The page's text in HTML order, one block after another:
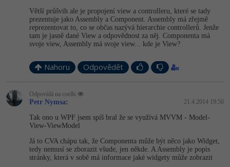
Větší průšvih ale je propojení view a controlleru, které se tady
prezentuje jako Assembly a Component. Assembly má zřejmě
reprezentovat to, co se občas nazývá hierarchie controllerů. Jenže
tam je jasně dané View a odpovědnost za něj. Componenta má
svoje view, Assembly má svoje view... kde je View?
Nahoru Odpovědět
Odpovídá na coells
Petr Nymsa: 21.4.2014 19:50
Tak ono u WPF jsem spíš bral že se využívá MVVM - Model-
View-ViewModel
Já to CVA chápu tak, že Componenta může být něco jako Widget,
tedy nemusí se zborazit všude, jen někde. A Assembly je popis
stránky, která v sobě má informace jaké widgety může zobrazit